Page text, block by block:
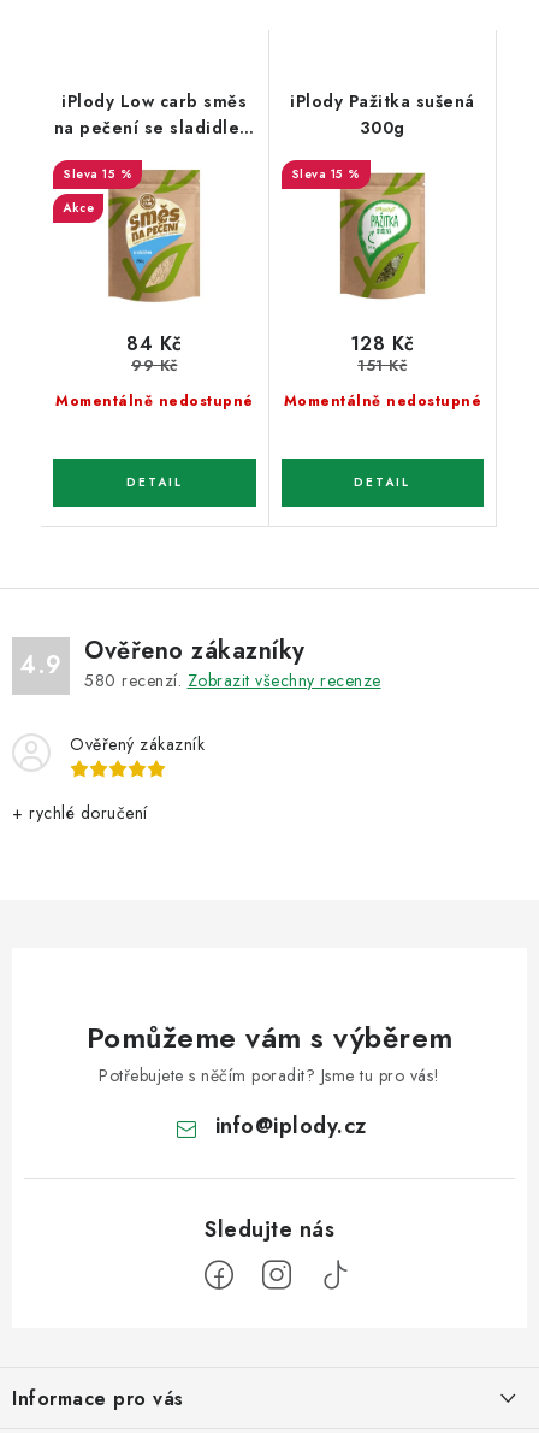
iPlody Low carb směs
na pečení se sladidlem
15 %
Akce
Momentálně nedostupné
84 Kč
99 Kč
iPlody Pažitka sušená
300g
15 %
Momentálně nedostupné
128 Kč
151 Kč
4.9 Ověřeno zákazníky
580 recenzí. Zobrazit všechny recenze
Ověřený zákazník
+ rychlé doručení
Pomůžeme vám s výběrem
Potřebujete s něčím poradit? Jsme tu pro vás!
info@iplody.cz
pInformace pro vás